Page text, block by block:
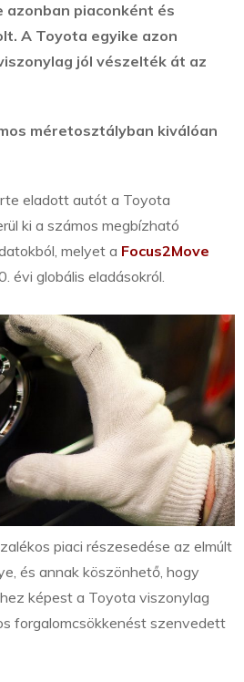
azonban piaconként és
A Toyota egyike azon
jól vészelték át az
méretosztályban kiválóan
eladott autót a Toyota
ki a számos megbízható
melyet a Focus2Move
évi globális eladásokról.
piaci részesedése az elmúlt
és annak köszönhető, hogy
képest a Toyota viszonylag
forgalomcsökkenést szenvedett